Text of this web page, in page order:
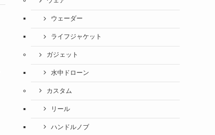
ウェーダー
ライフジャケット
ガジェット
水中ドローン
カスタム
リール
ハンドルノブ